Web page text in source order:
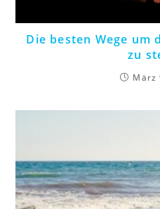
Die besten Wege um
zu
März